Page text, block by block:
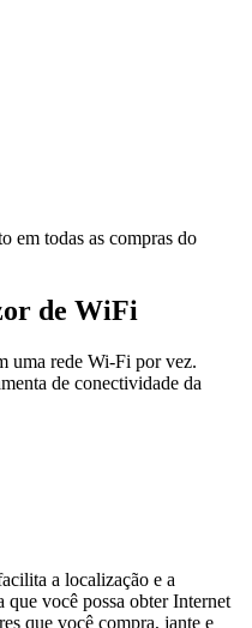
em todas as compras do
de WiFi
uma rede Wi-Fi por vez.
de conectividade da
a localização e a
que você possa obter Internet
que você compra, jante e